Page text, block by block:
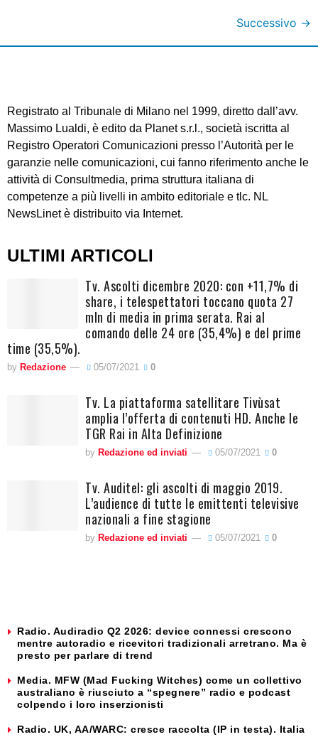
Successivo →
Registrato al Tribunale di Milano nel 1999, diretto dall’avv.
Massimo Lualdi, è edito da Planet s.r.l., società iscritta al
Registro Operatori Comunicazioni presso l’Autorità per le
garanzie nelle comunicazioni, cui fanno riferimento anche le
attività di Consultmedia, prima struttura italiana di
competenze a più livelli in ambito editoriale e tlc. NL
NewsLinet è distribuito via Internet.
ULTIMI ARTICOLI
Tv. Ascolti dicembre 2020: con +11,7% di
share, i telespettatori toccano quota 27
mln di media in prima serata. Rai al
comando delle 24 ore (35,4%) e del prime
time (35,5%).
by Redazione 05/07/2021 0
Tv. La piattaforma satellitare Tivùsat
amplia l’offerta di contenuti HD. Anche le
TGR Rai in Alta Definizione
by Redazione ed inviati 05/07/2021 0
Tv. Auditel: gli ascolti di maggio 2019.
L’audience di tutte le emittenti televisive
nazionali a fine stagione
by Redazione ed inviati 05/07/2021 0
Radio. Audiradio Q2 2026: device connessi crescono
mentre autoradio e ricevitori tradizionali arretrano. Ma è
presto per parlare di trend
Media. MFW (Mad Fucking Witches) come un collettivo
australiano è riusciuto a “spegnere” radio e podcast
colpendo i loro inserzionisti
Radio. UK, AA/WARC: cresce raccolta (IP in testa). Italia